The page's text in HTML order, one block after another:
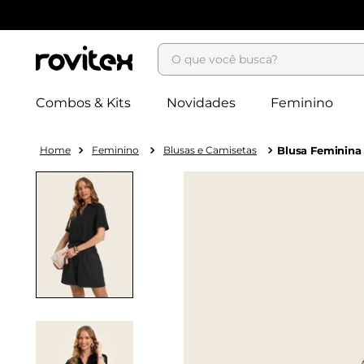
O que você busca?
Combos & Kits Novidades Feminino
Feminino Blusas e Camisetas Blusa